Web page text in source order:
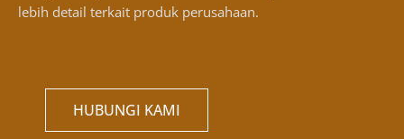
lebih detail terkait produk perusahaan.
HUBUNGI KAMI